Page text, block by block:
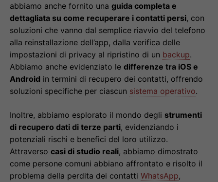
abbiamo anche fornito una guida completa e
dettagliata su come recuperare i contatti persi, con
soluzioni che vanno dal semplice riavvio del telefono
alla reinstallazione dell’app, dalla verifica delle
impostazioni di privacy al ripristino di un backup.
Abbiamo anche evidenziato le differenze tra iOS e
Android in termini di recupero dei contatti, offrendo
soluzioni specifiche per ciascun sistema operativo.
Inoltre, abbiamo esplorato il mondo degli strumenti
di recupero dati di terze parti, evidenziando i
potenziali rischi e benefici del loro utilizzo.
Attraverso casi di studio reali, abbiamo dimostrato
come persone comuni abbiano affrontato e risolto il
problema della perdita dei contatti WhatsApp,